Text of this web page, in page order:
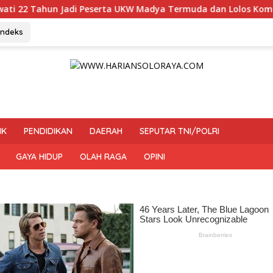
UKW Madya Termuda dan Lolos Kompeten, Buktikan Usia
PENDIDIKAN DAERAH SEPUTAR TNI/POLRI
GAYA HIDUP OLAH RAGA OPINI